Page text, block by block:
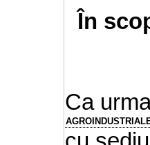
În
Ca